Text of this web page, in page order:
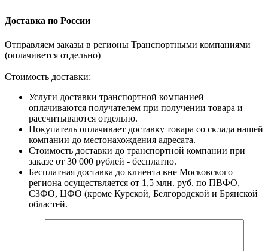
Доставка по России
Отправляем заказы в регионы Транспортными компаниями
(оплачивется отдельно)
Стоимость доставки:
Услуги доставки транспортной компанией
оплачиваются получателем при получении товара и
рассчитываются отдельно.
Покупатель оплачивает доставку товара со склада нашей
компании до местонахождения адресата.
Стоимость доставки до транспортной компании при
заказе от 30 000 рублей - бесплатно.
Бесплатная доставка до клиента вне Московского
региона осуществляется от 1,5 млн. руб. по ПВФО,
СЗФО, ЦФО (кроме Курской, Белгородской и Брянской
областей.